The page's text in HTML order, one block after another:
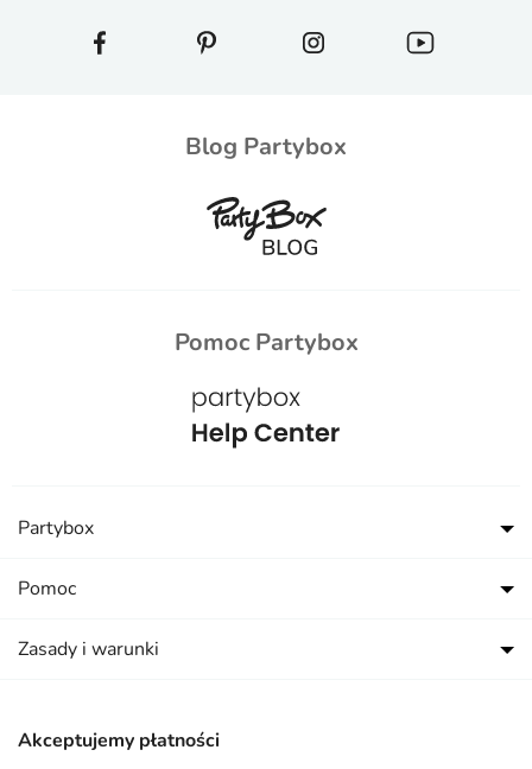
Blog Partybox
Pomoc Partybox
Akceptujemy płatności
Partybox
Pomoc
Zasady i warunki